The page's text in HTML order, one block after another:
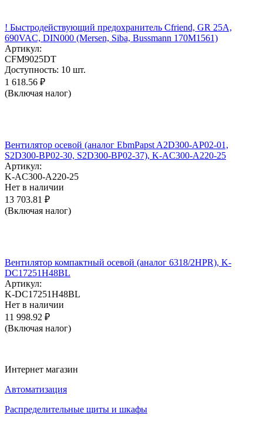
! Быстродействующий предохранитель Cfriend, GR 25А,
690VAC, DIN000 (Mersen, Siba, Bussmann 170M1561)
Артикул:
CFM9025DT
Доступность: 10 шт.
1 618.56 ₽
(Включая налог)
Вентилятор осевой (аналог EbmPapst A2D300-AP02-01,
S2D300-BP02-30, S2D300-BP02-37), K-AC300-A220-25
Артикул:
K-AC300-A220-25
Нет в наличии
13 703.81 ₽
(Включая налог)
Вентилятор компактный осевой (аналог 6318/2HPR), K-
DC17251H48BL
Артикул:
K-DC17251H48BL
Нет в наличии
11 998.92 ₽
(Включая налог)
Интернет магазин
Автоматизация
Распределительные щиты и шкафы